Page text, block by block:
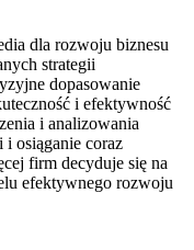
⁤dla‍ rozwoju biznesu
strategii
dopasowanie
i efektywność
i analizowania
i ⁣osiąganie coraz
firm decyduje się na
efektywnego rozwoju